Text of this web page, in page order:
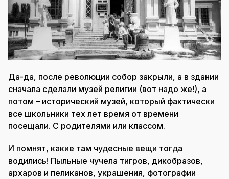
Да-да, после революции собор закрыли, а в здании
сначала сделали музей религии (вот надо же!), а
потом – исторический музей, который фактически
все школьники тех лет время от времени
посещали. С родителями или классом.
И помнят, какие там чудесные вещи тогда
водились! Пыльные чучела тигров, дикобразов,
архаров и пеликанов, украшения, фотографии